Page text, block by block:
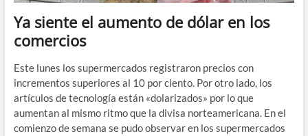
Ya siente el aumento de dólar en los
comercios
Este lunes los supermercados registraron precios con
incrementos superiores al 10 por ciento. Por otro lado, los
artículos de tecnología están «dolarizados» por lo que
aumentan al mismo ritmo que la divisa norteamericana. En el
comienzo de semana se pudo observar en los supermercados